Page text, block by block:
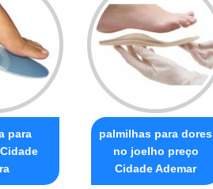
para
palmilhas para dores
no joelho preço
Cidade Ademar